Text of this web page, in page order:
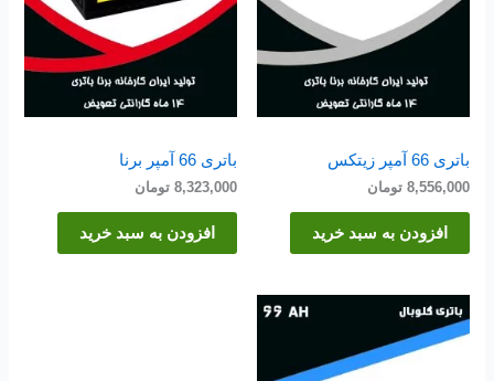
باتری 66 آمپر زیتکس
8,556,000 تومان
افزودن به سبد خرید
باتری 66 آمپر برنا
8,323,000 تومان
افزودن به سبد خرید